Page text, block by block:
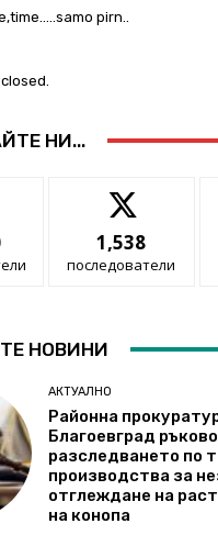
pirn..
НИ...
1,538
последователи
НОВИНИ
АКТУАЛНО
Районна
Благоевград
разследването по
производства за
отглеждане на
на конопа